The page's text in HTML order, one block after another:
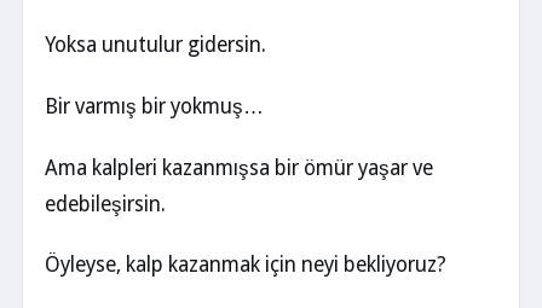
Yoksa unutulur gidersin.
Bir varmış bir yokmuş…
Ama kalpleri kazanmışsa bir ömür yaşar ve
edebileşirsin.
Öyleyse, kalp kazanmak için neyi bekliyoruz?